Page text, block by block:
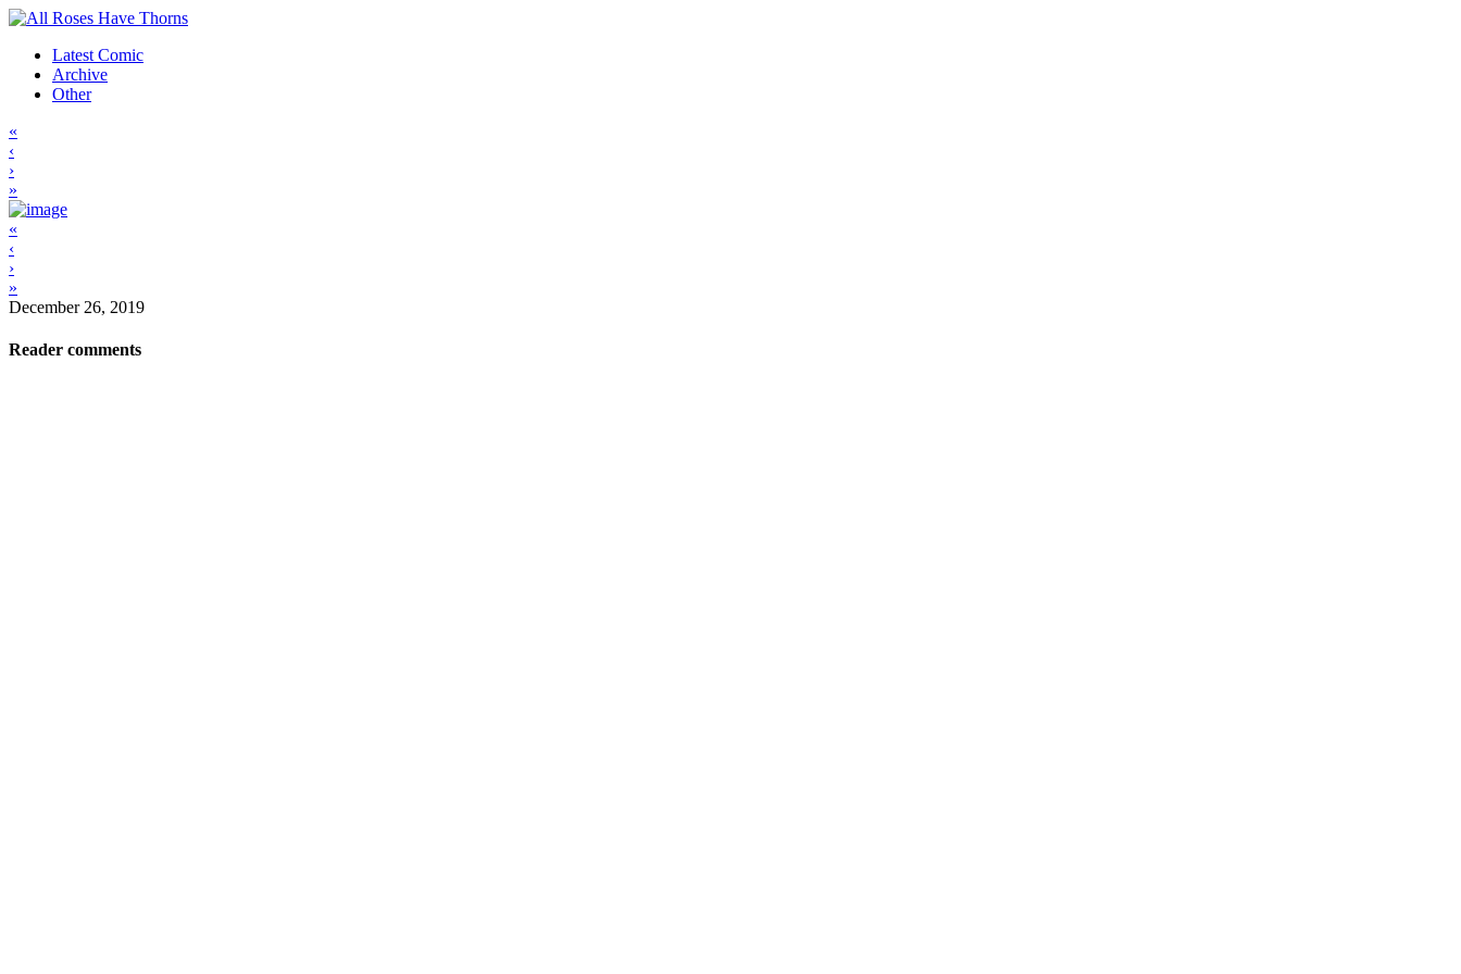
Latest Comic
Archive
Other
«
‹
›
»
«
‹
›
»
December 26, 2019
Reader comments